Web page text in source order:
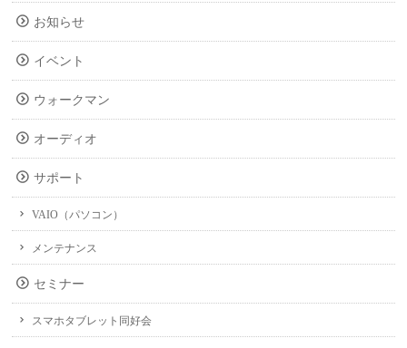
お知らせ
イベント
ウォークマン
オーディオ
サポート
VAIO（パソコン）
メンテナンス
セミナー
スマホタブレット同好会